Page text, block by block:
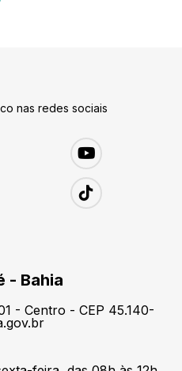
nas redes sociais
- Bahia
- Centro - CEP 45.140-